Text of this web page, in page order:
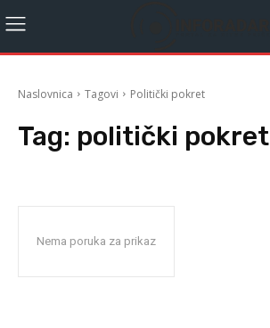
Naslovnica Tagovi Politički pokret
Tag: politički pokret
Nema poruka za prikaz